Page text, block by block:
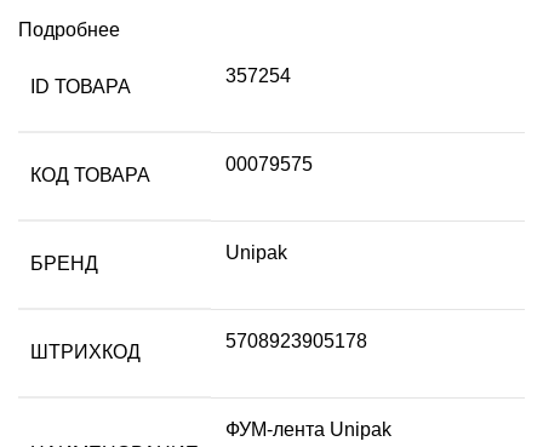
Подробнее
ID ТОВАРА
357254
КОД ТОВАРА
00079575
БРЕНД
Unipak
ШТРИХКОД
5708923905178
ФУМ-лента Unipak